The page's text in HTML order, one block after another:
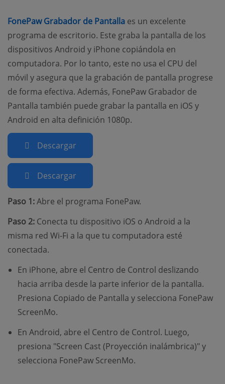
FonePaw Grabador de Pantalla (opens new window)
es un excelente
programa de escritorio. Este graba la pantalla de los
dispositivos Android y iPhone copiándola en
computadora. Por lo tanto, este no usa el CPU del
móvil y asegura que la grabación de pantalla progrese
de forma efectiva. Además, FonePaw Grabador de
Pantalla también puede grabar la pantalla en iOS y
Android en alta definición 1080p.
Descargar
Descargar
Paso 1:Abre el programa FonePaw.
Paso 2: Conecta tu dispositivo iOS o Android a la
misma red Wi-Fi a la que tu computadora esté
conectada.
En iPhone, abre el Centro de Control deslizando
hacia arriba desde la parte inferior de la pantalla.
Presiona Copiado de Pantalla y selecciona FonePaw
ScreenMo.
En Android, abre el Centro de Control. Luego,
presiona "Screen Cast (Proyección inalámbrica)" y
selecciona FonePaw ScreenMo.